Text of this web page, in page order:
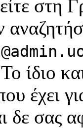
στη
ίδιο
έχει
δε σας